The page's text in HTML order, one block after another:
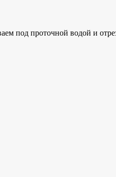
под проточной водой и